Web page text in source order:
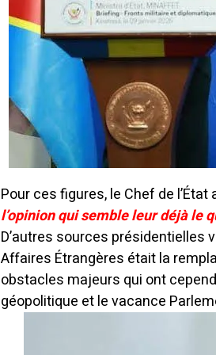
Pour ces figures, le Chef de l’État
l’opinion qui semble leur déjà le
D’autres sources présidentielles
Affaires Étrangères était la
obstacles majeurs qui ont
géopolitique et le vacance